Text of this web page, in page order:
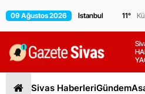
09 Ağustos 2026 11°
Sivas HaberleriGündem